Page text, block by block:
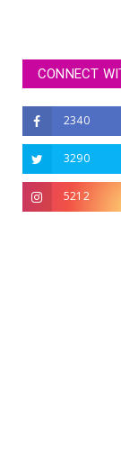
CONNECT
2340
3290
5212